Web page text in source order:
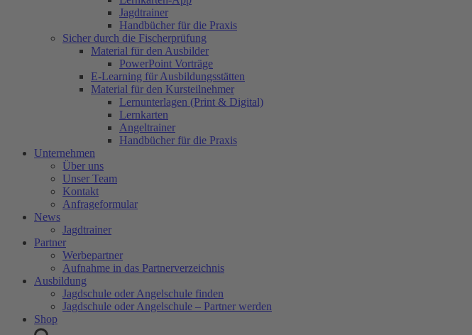
Jagdtrainer
Handbücher für die Praxis
Sicher durch die Fischerprüfung
Material für den Ausbilder
PowerPoint Vorträge
E-Learning für Ausbildungsstätten
Material für den Kursteilnehmer
Lernunterlagen (Print & Digital)
Lernkarten
Angeltrainer
Handbücher für die Praxis
Unternehmen
Über uns
Unser Team
Kontakt
Anfrageformular
News
Jagdtrainer
Partner
Werbepartner
Aufnahme in das Partnerverzeichnis
Ausbildung
Jagdschule oder Angelschule finden
Jagdschule oder Angelschule – Partner werden
Shop